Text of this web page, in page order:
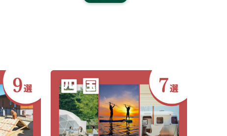
海水浴 ドッグラン